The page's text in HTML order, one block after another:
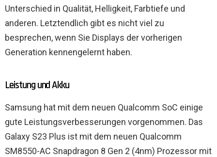
Unterschied in Qualität, Helligkeit, Farbtiefe und
anderen. Letztendlich gibt es nicht viel zu
besprechen, wenn Sie Displays der vorherigen
Generation kennengelernt haben.
Leistung und Akku
Samsung hat mit dem neuen Qualcomm SoC einige
gute Leistungsverbesserungen vorgenommen. Das
Galaxy S23 Plus ist mit dem neuen Qualcomm
SM8550-AC Snapdragon 8 Gen 2 (4nm) Prozessor mit